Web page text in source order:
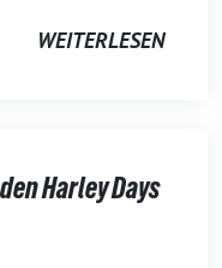
WEITERLESEN
Harley Days